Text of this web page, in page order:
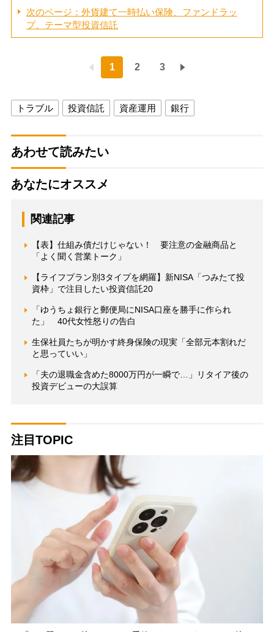
次のページ：外貨建て一時払い保険、ファンドラッ
プ、テーマ型投資信託
1 2 3
トラブル 投資信託 資産運用 銀行
あわせて読みたい
あなたにオススメ
関連記事
【表】仕組み債だけじゃない！ 要注意の金融商品と
「よく聞く営業トーク」
【ライフプラン別3タイプを網羅】新NISA「つみたて投
資枠」で注目したい投資信託20
「ゆうちょ銀行と郵便局にNISA口座を勝手に作られ
た」 40代女性怒りの告白
生保社員たちが明かす終身保険の現実「全部元本割れだ
と思っていい」
「夫の退職金含めた8000万円が一瞬で…」リタイア後の
投資デビューの大誤算
注目TOPIC